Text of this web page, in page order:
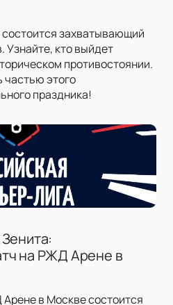
захватывающий
кто выйдет
противостоянии.
частью этого
праздника!
на РЖД Арене в
в Москве состоится